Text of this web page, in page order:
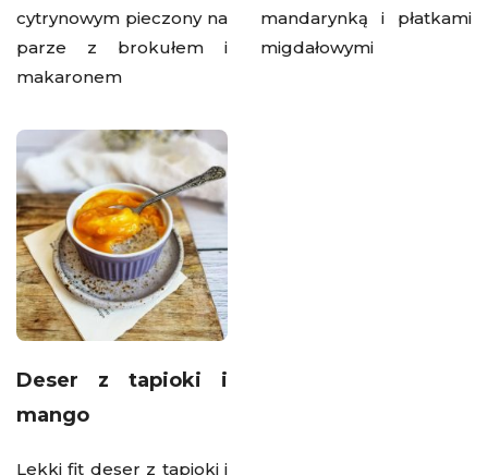
cytrynowym pieczony na
parze z brokułem i
makaronem
mandarynką i płatkami
migdałowymi
Deser z tapioki i
mango
Lekki fit deser z tapioki i